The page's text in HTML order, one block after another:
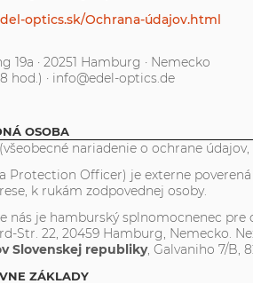
optics.sk/Ochrana-údajov.html
19a · 20251 Hamburg · Nemecko
hod.) · info@edel-optics.de
OSOBA
nariadenie o ochrane
Protection Officer) je externe
k rukám zodpovednej osoby.
nás je hamburský splnomocnenec
Str. 22, 20459 Hamburg, Nemecko.
Slovenskej republiky, Galvaniho 7/B,
ZÁKLADY